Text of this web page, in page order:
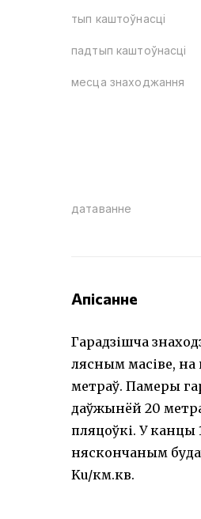
тып каштоўнасці
падтып каштоўнасці
месца знаходжання
датаванне
Апісанне
Гарадзішча
лясным масіве,
метраў. Памеры
даўжынёй 20
пляцоўкі. У канцы
няскончаным
Ku/км.кв.